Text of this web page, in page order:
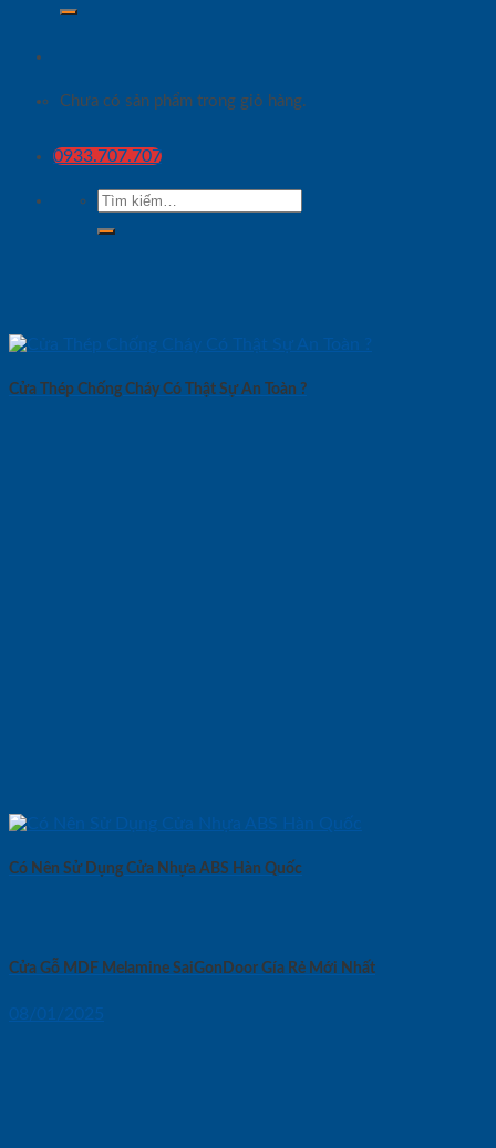
Chưa có sản phẩm trong giỏ hàng.
0933.707.707
Tìm
kiếm:
Cửa Thép Chống Cháy Có Thật Sự An Toàn ?
Có Nên Sử Dụng Cửa Nhựa ABS Hàn Quốc
Cửa Gỗ MDF Melamine SaiGonDoor Gía Rẻ Mới Nhất
08/01/2025